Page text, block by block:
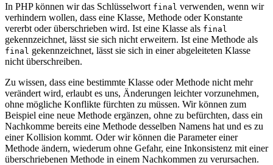
In PHP können wir das Schlüsselwort final verwenden, wenn wir
verhindern wollen, dass eine Klasse, Methode oder Konstante
vererbt oder überschrieben wird. Ist eine Klasse als final
gekennzeichnet, lässt sie sich nicht erweitern. Ist eine Methode als
final gekennzeichnet, lässt sie sich in einer abgeleiteten Klasse
nicht überschreiben.
Zu wissen, dass eine bestimmte Klasse oder Methode nicht mehr
verändert wird, erlaubt es uns, Änderungen leichter vorzunehmen,
ohne mögliche Konflikte fürchten zu müssen. Wir können zum
Beispiel eine neue Methode ergänzen, ohne zu befürchten, dass ein
Nachkomme bereits eine Methode desselben Namens hat und es zu
einer Kollision kommt. Oder wir können die Parameter einer
Methode ändern, wiederum ohne Gefahr, eine Inkonsistenz mit einer
überschriebenen Methode in einem Nachkommen zu verursachen.